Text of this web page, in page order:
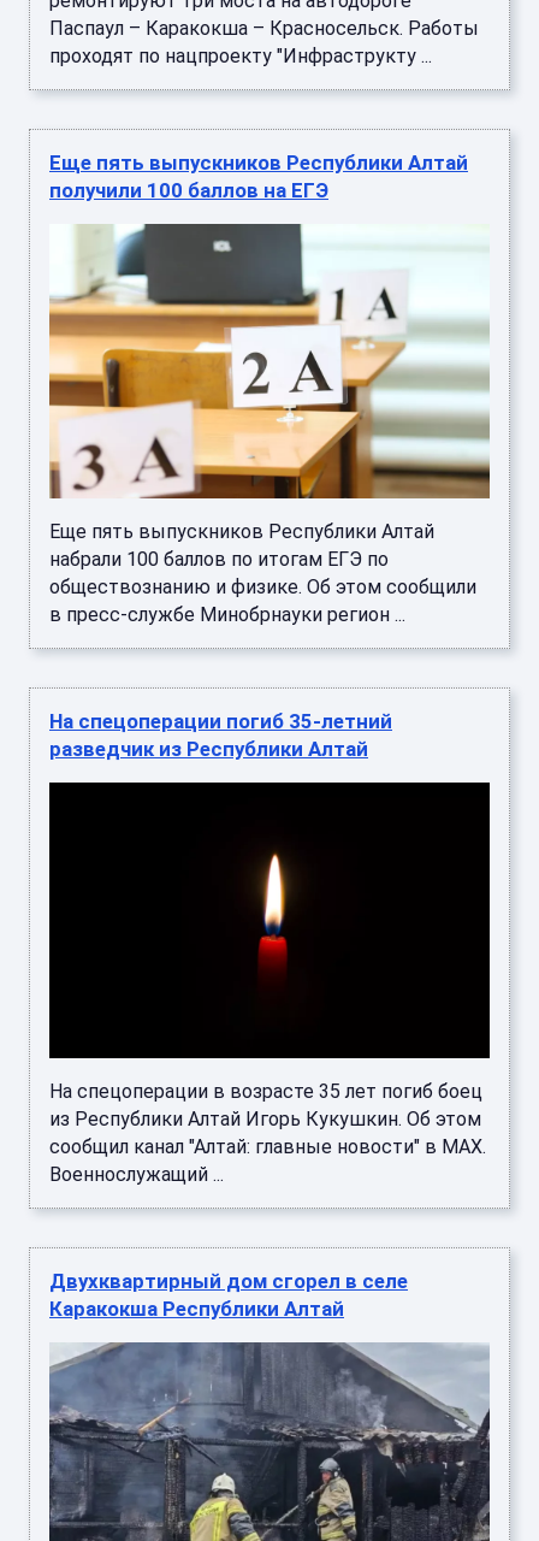
Паспаул – Каракокша – Красносельск. Работы
проходят по нацпроекту "Инфраструкту ...
Еще пять выпускников Республики Алтай
получили 100 баллов на ЕГЭ
Еще пять выпускников Республики Алтай
набрали 100 баллов по итогам ЕГЭ по
обществознанию и физике. Об этом сообщили
в пресс-службе Минобрнауки регион ...
На спецоперации погиб 35-летний
разведчик из Республики Алтай
На спецоперации в возрасте 35 лет погиб боец
из Республики Алтай Игорь Кукушкин. Об этом
сообщил канал "Алтай: главные новости" в MAX.
Военнослужащий ...
Двухквартирный дом сгорел в селе
Каракокша Республики Алтай